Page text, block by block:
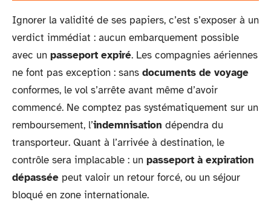
Ignorer la validité de ses papiers, c’est s’exposer à un
verdict immédiat : aucun embarquement possible
avec un passeport expiré. Les compagnies aériennes
ne font pas exception : sans documents de voyage
conformes, le vol s’arrête avant même d’avoir
commencé. Ne comptez pas systématiquement sur un
remboursement, l’indemnisation dépendra du
transporteur. Quant à l’arrivée à destination, le
contrôle sera implacable : un passeport à expiration
dépassée peut valoir un retour forcé, ou un séjour
bloqué en zone internationale.